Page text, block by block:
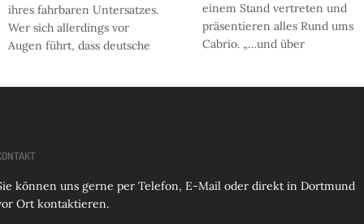
ihres fahrbaren Untersatzes.
Wer sich allerdings vor
Augen führt, dass deutsche
einem Stand vertreten und
präsentieren alles Rund ums
Cabrio. „…und über
können uns gerne per Telefon, E-Mail oder direkt in Dortmund
Ort kontaktieren.